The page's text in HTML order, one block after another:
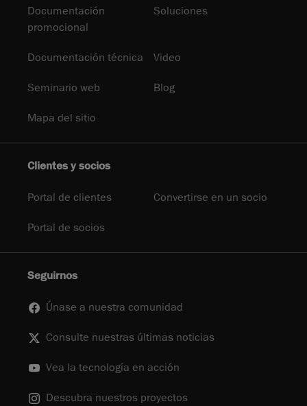
Documentación
promocional
Soluciones
Documentación técnica Video
Seminario web Blog
Mapa del sitio
Clientes y socios
Portal de clientes Convertirse en un socio
Portal de socios
Seguirnos
Únase a nuestra comunidad
Consulte nuestras últimas noticias
Vea la tecnología en acción
Descubra nuestros proyectos